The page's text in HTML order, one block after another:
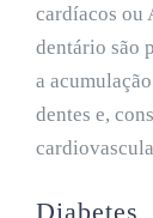
cardíacos ou
dentário são
a
dentes e,
Diabetes